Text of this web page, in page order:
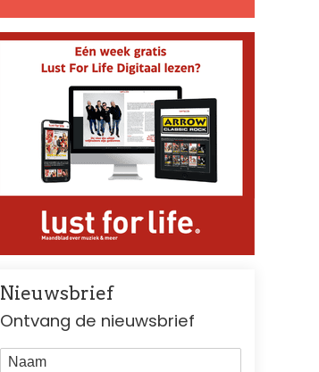
Nieuwsbrief
Ontvang de nieuwsbrief
Naam